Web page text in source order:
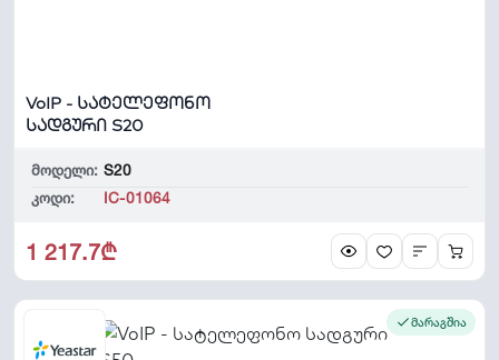
VoIP - სატელეფონო
სადგური S20
მოდელი: S20
კოდი:
IC-01064
1 217.7₾
მარაგშია